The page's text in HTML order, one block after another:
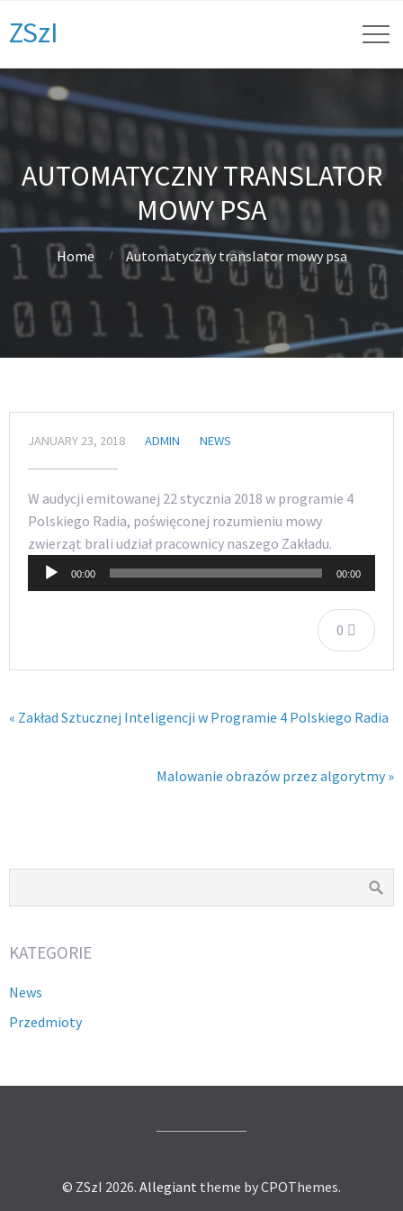
ZSzI
AUTOMATYCZNY TRANSLATOR
MOWY PSA
Home Automatyczny translator mowy psa
JANUARY 23, 2018 ADMIN NEWS
W audycji emitowanej 22 stycznia 2018 w programie 4
Polskiego Radia, poświęconej rozumieniu mowy
zwierząt brali udział pracownicy naszego Zakładu.
00:00 00:00
0
« Zakład Sztucznej Inteligencji w Programie 4 Polskiego Radia
Malowanie obrazów przez algorytmy »
KATEGORIE
News
Przedmioty
© ZSzI 2026. Allegiant theme by CPOThemes.